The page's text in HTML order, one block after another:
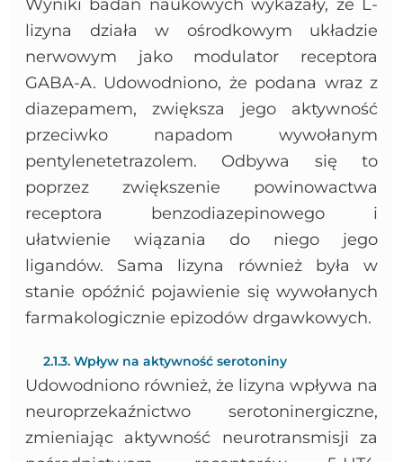
Wyniki badań naukowych wykazały, że L-
lizyna działa w ośrodkowym układzie
nerwowym jako modulator receptora
GABA-A. Udowodniono, że podana wraz z
diazepamem, zwiększa jego aktywność
przeciwko napadom wywołanym
pentylenetetrazolem. Odbywa się to
poprzez zwiększenie powinowactwa
receptora benzodiazepinowego i
ułatwienie wiązania do niego jego
ligandów. Sama lizyna również była w
stanie opóźnić pojawienie się wywołanych
farmakologicznie epizodów drgawkowych.
2.1.3. Wpływ na aktywność serotoniny
Udowodniono również, że lizyna wpływa na
neuroprzekaźnictwo serotoninergiczne,
zmieniając aktywność neurotransmisji za